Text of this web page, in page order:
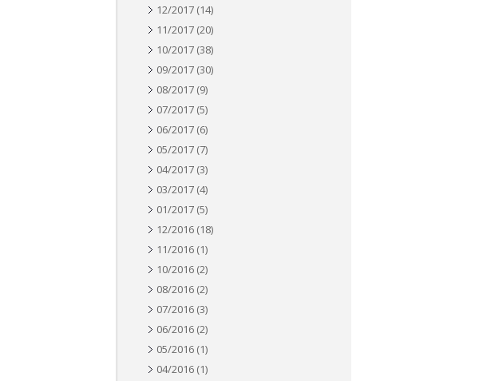
12/2017(14)
11/2017(20)
10/2017(38)
09/2017(30)
08/2017(9)
07/2017(5)
06/2017(6)
05/2017(7)
04/2017(3)
03/2017(4)
01/2017(5)
12/2016(18)
11/2016(1)
10/2016(2)
08/2016(2)
07/2016(3)
06/2016(2)
05/2016(1)
04/2016(1)